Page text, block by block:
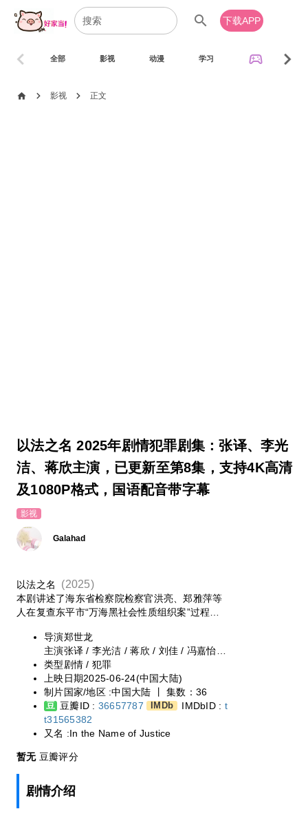
search 下载APP
全部 影视 动漫 学习 sports_esports
chevron_left chevron_right
home chevron_right 影视 chevron_right 正文
以法之名 2025年剧情犯罪剧集：张译、李光
洁、蒋欣主演，已更新至第8集，支持4K高清
及1080P格式，国语配音带字幕
影视
Galahad
以法之名 (2025)
本剧讲述了海东省检察院检察官洪亮、郑雅萍等
人在复查东平市“万海黑社会性质组织案”过程中
线索为突破口，彻底打掉了背后的黑恶势力，同
时查办司法工作人员的职务犯罪。
导演郑世龙
主演张译 / 李光洁 / 蒋欣 / 刘佳 / 冯嘉怡 /
丁勇岱 / 杨烁 / 施京明 / 王劲松 / 是安 / 任
重 / 郝平 / 白冰 / 董晴 / 徐梵溪 / 毛俊杰 /
宋熹 / 赵煊 / 金泽灏 / 章煜奇 / 田昊 / 姬他
/ 颜世魁 / 林鹏 / 潘之琳 / 吴其江 / 赵梓冲 /
王艺荻 / 艾东 / 纪帅 / 孙强 / 宋楚炎 / 朱元
浩 / 周劢劼 / 詹明君 / 黄义威 / 方晓莉 / 刘
类型剧情 / 犯罪
上映日期2025-06-24(中国大陆)
制片国家/地区 :中国大陆 丨集数：36
豆 豆瓣ID : 36657787 IMDb IMDbID : t
t31565382
又名 :In the Name of Justice
暂无豆瓣评分
剧情介绍